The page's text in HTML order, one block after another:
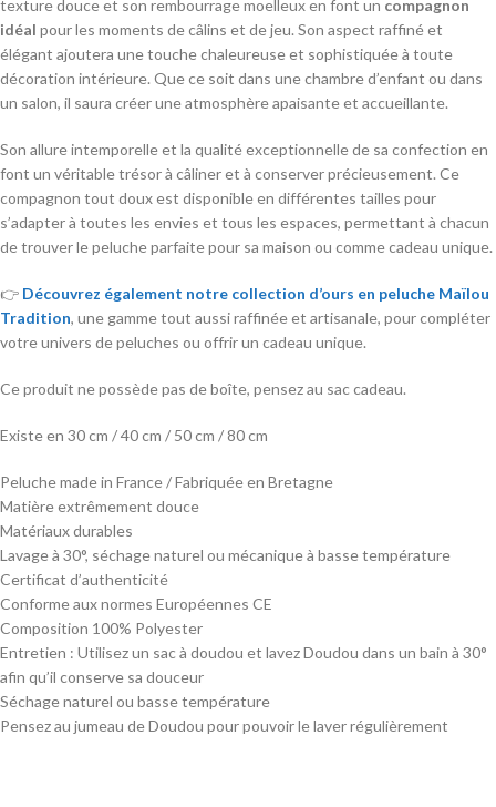
texture douce et son rembourrage moelleux en font un compagnon
idéal pour les moments de câlins et de jeu. Son aspect raffiné et
élégant ajoutera une touche chaleureuse et sophistiquée à toute
décoration intérieure. Que ce soit dans une chambre d’enfant ou dans
un salon, il saura créer une atmosphère apaisante et accueillante.
Son allure intemporelle et la qualité exceptionnelle de sa confection en
font un véritable trésor à câliner et à conserver précieusement. Ce
compagnon tout doux est disponible en différentes tailles pour
s’adapter à toutes les envies et tous les espaces, permettant à chacun
de trouver le peluche parfaite pour sa maison ou comme cadeau unique.
👉 Découvrez également notre collection d’ours en peluche Maïlou
Tradition, une gamme tout aussi raffinée et artisanale, pour compléter
votre univers de peluches ou offrir un cadeau unique.
Ce produit ne possède pas de boîte, pensez au sac cadeau.
Existe en 30 cm / 40 cm / 50 cm / 80 cm
Peluche made in France / Fabriquée en Bretagne
Matière extrêmement douce
Matériaux durables
Lavage à 30°, séchage naturel ou mécanique à basse température
Certificat d’authenticité
Conforme aux normes Européennes CE
Composition 100% Polyester
Entretien : Utilisez un sac à doudou et lavez Doudou dans un bain à 30°
afin qu’il conserve sa douceur
Séchage naturel ou basse température
Pensez au jumeau de Doudou pour pouvoir le laver régulièrement